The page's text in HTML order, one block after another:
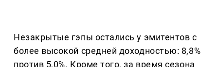
Незакрытые гэпы остались у эмитентов с
более высокой средней доходностью: 8,8%
против 5,0%. Кроме того, за время сезона